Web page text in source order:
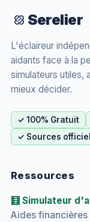
Serelier
L'éclaireur
aidants face à la
simulateurs utiles,
mieux décider.
✓ 100% Gratuit
✓ Sources
Ressources
🧮 Simulateur
Aides financières